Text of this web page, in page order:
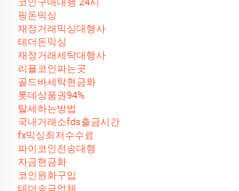
코인구매대행 24시
핑돈믹싱
재정거래믹싱대행사
테더돈믹싱
재정거래세탁대행사
리플코인파는곳
골드바세탁현금화
롯데상품권94%
탈세하는방법
국내거래소fds출금시간
fx믹싱최저수수료
파이코인전송대행
자금현금화
코인원화구입